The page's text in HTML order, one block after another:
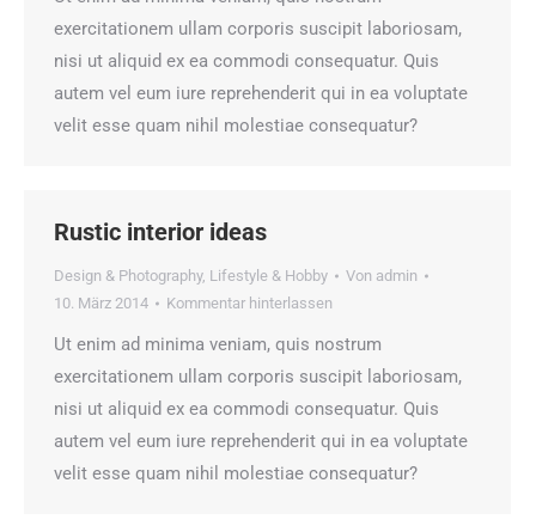
exercitationem ullam corporis suscipit laboriosam,
nisi ut aliquid ex ea commodi consequatur. Quis
autem vel eum iure reprehenderit qui in ea voluptate
velit esse quam nihil molestiae consequatur?
Rustic interior ideas
Design & Photography, Lifestyle & Hobby Von admin
10. März 2014
Kommentar hinterlassen
Ut enim ad minima veniam, quis nostrum
exercitationem ullam corporis suscipit laboriosam,
nisi ut aliquid ex ea commodi consequatur. Quis
autem vel eum iure reprehenderit qui in ea voluptate
velit esse quam nihil molestiae consequatur?